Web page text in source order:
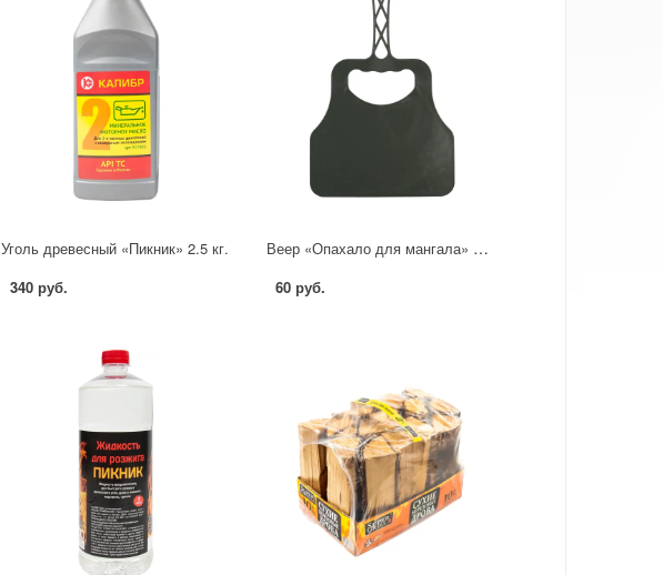
Уголь древесный «Пикник» 2.5 кг.
340 руб.
Веер «Опахало для мангала» Firewood
60 руб.